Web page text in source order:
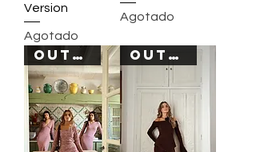
Version
Agotado
Agotado
OUT OF STOCK OUT OF STOCK